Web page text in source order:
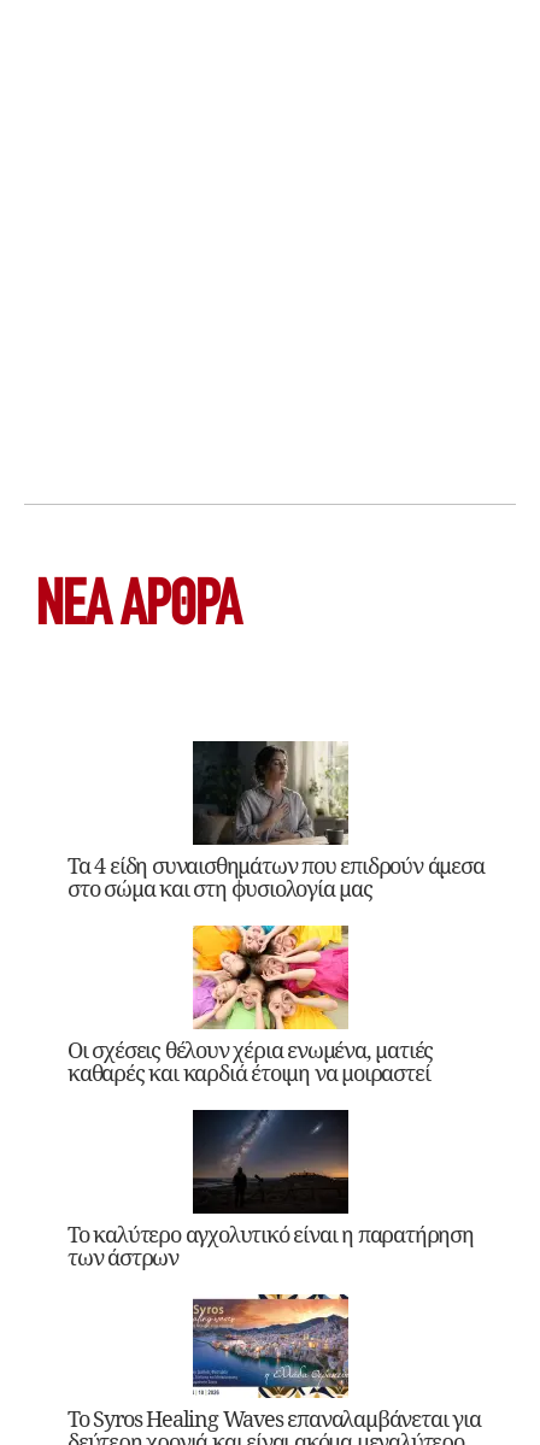
ΝΕΑ ΆΡΘΡΑ
Τα 4 είδη συναισθημάτων που επιδρούν άμεσα
στο σώμα και στη φυσιολογία μας
Οι σχέσεις θέλουν χέρια ενωμένα, ματιές
καθαρές και καρδιά έτοιμη να μοιραστεί
Το καλύτερο αγχολυτικό είναι η παρατήρηση
των άστρων
Το Syros Healing Waves επαναλαμβάνεται για